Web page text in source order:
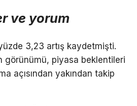
ve yorum
3,23 artış kaydetmişti.
görünümü, piyasa beklentileri
açısından yakından takip